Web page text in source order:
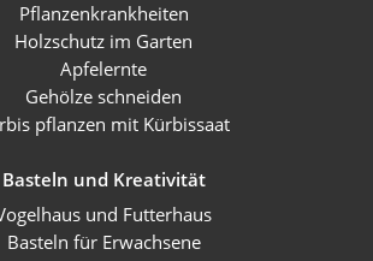
Pflanzenkrankheiten
Holzschutz im Garten
Apfelernte
Gehölze schneiden
pflanzen mit Kürbissaat
Basteln und Kreativität
und Futterhaus
Basteln für Erwachsene